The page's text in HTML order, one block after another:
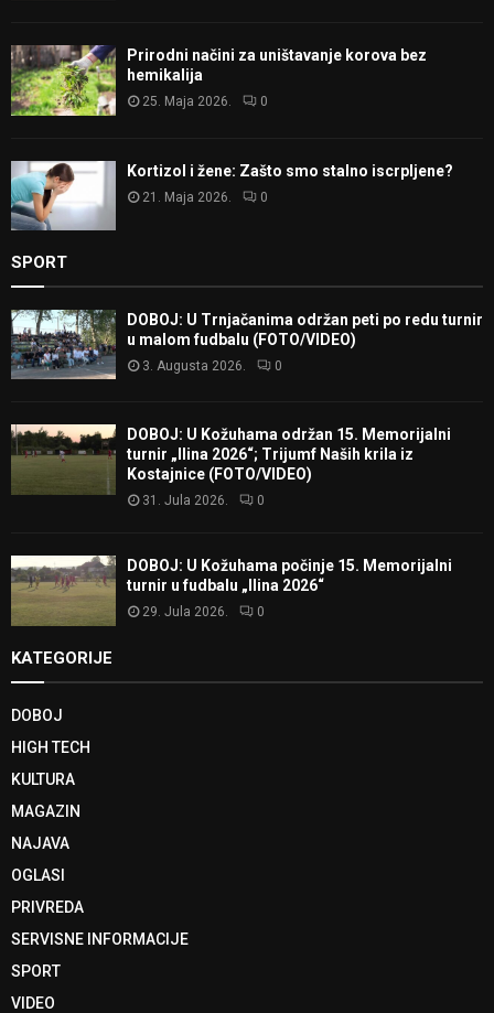
Prirodni načini za uništavanje korova bez
hemikalija
25. Maja 2026. 0
Kortizol i žene: Zašto smo stalno iscrpljene?
21. Maja 2026. 0
SPORT
DOBOJ: U Trnjačanima održan peti po redu turnir
u malom fudbalu (FOTO/VIDEO)
3. Augusta 2026. 0
DOBOJ: U Kožuhama održan 15. Memorijalni
turnir „Ilina 2026“; Trijumf Naših krila iz
Kostajnice (FOTO/VIDEO)
31. Jula 2026. 0
DOBOJ: U Kožuhama počinje 15. Memorijalni
turnir u fudbalu „Ilina 2026“
29. Jula 2026. 0
KATEGORIJE
DOBOJ
HIGH TECH
KULTURA
MAGAZIN
NAJAVA
OGLASI
PRIVREDA
SERVISNE INFORMACIJE
SPORT
VIDEO